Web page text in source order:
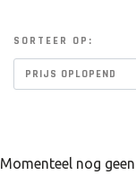
SORTEER OP:
Momenteel nog